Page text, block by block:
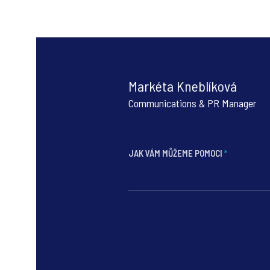
Markéta Kneblíková
Communications & PR Manager
JAK VÁM MŮŽEME POMOCI *